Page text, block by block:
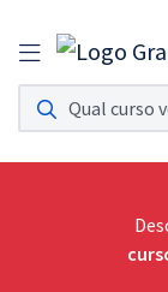
Assinatura
Acesso a todos os
Assinatura
Acesso ilimitado a